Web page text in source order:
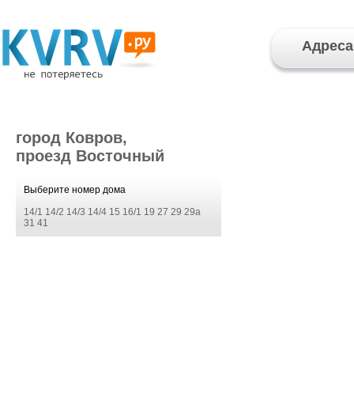
Адреса
город Ковров,
проезд Восточный
Выберите номер дома
14/1 14/2 14/3 14/4 15 16/1 19 27 29 29а
31 41